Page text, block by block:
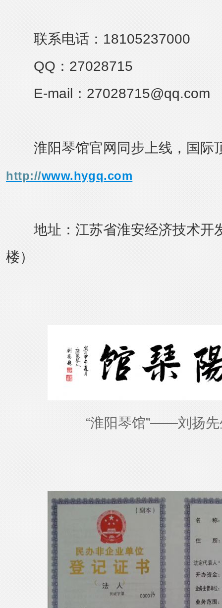
联系电话：18105237000
QQ：27028715
E-mail：27028715@qq.com
淮阳琴馆官网同步上线，国际
http://www.hygq.com
地址：江苏省淮安经济技术开
楼）
“淮阳琴馆”——刘扬先